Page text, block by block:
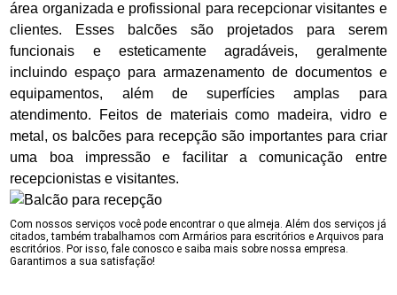
área organizada e profissional para recepcionar visitantes e
clientes. Esses balcões são projetados para serem
funcionais e esteticamente agradáveis, geralmente
incluindo espaço para armazenamento de documentos e
equipamentos, além de superfícies amplas para
atendimento. Feitos de materiais como madeira, vidro e
metal, os balcões para recepção são importantes para criar
uma boa impressão e facilitar a comunicação entre
recepcionistas e visitantes.
Com nossos serviços você pode encontrar o que almeja. Além dos serviços já
citados, também trabalhamos com Armários para escritórios e Arquivos para
escritórios. Por isso, fale conosco e saiba mais sobre nossa empresa.
Garantimos a sua satisfação!